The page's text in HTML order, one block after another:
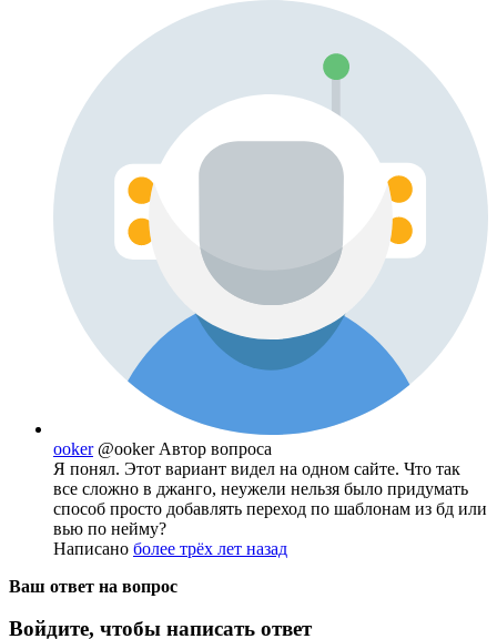
ooker @ooker Автор вопроса
Я понял. Этот вариант видел на одном сайте. Что так
все сложно в джанго, неужели нельзя было придумать
способ просто добавлять переход по шаблонам из бд или
вью по нейму?
Написано более трёх лет назад
Ваш ответ на вопрос
Войдите, чтобы написать ответ